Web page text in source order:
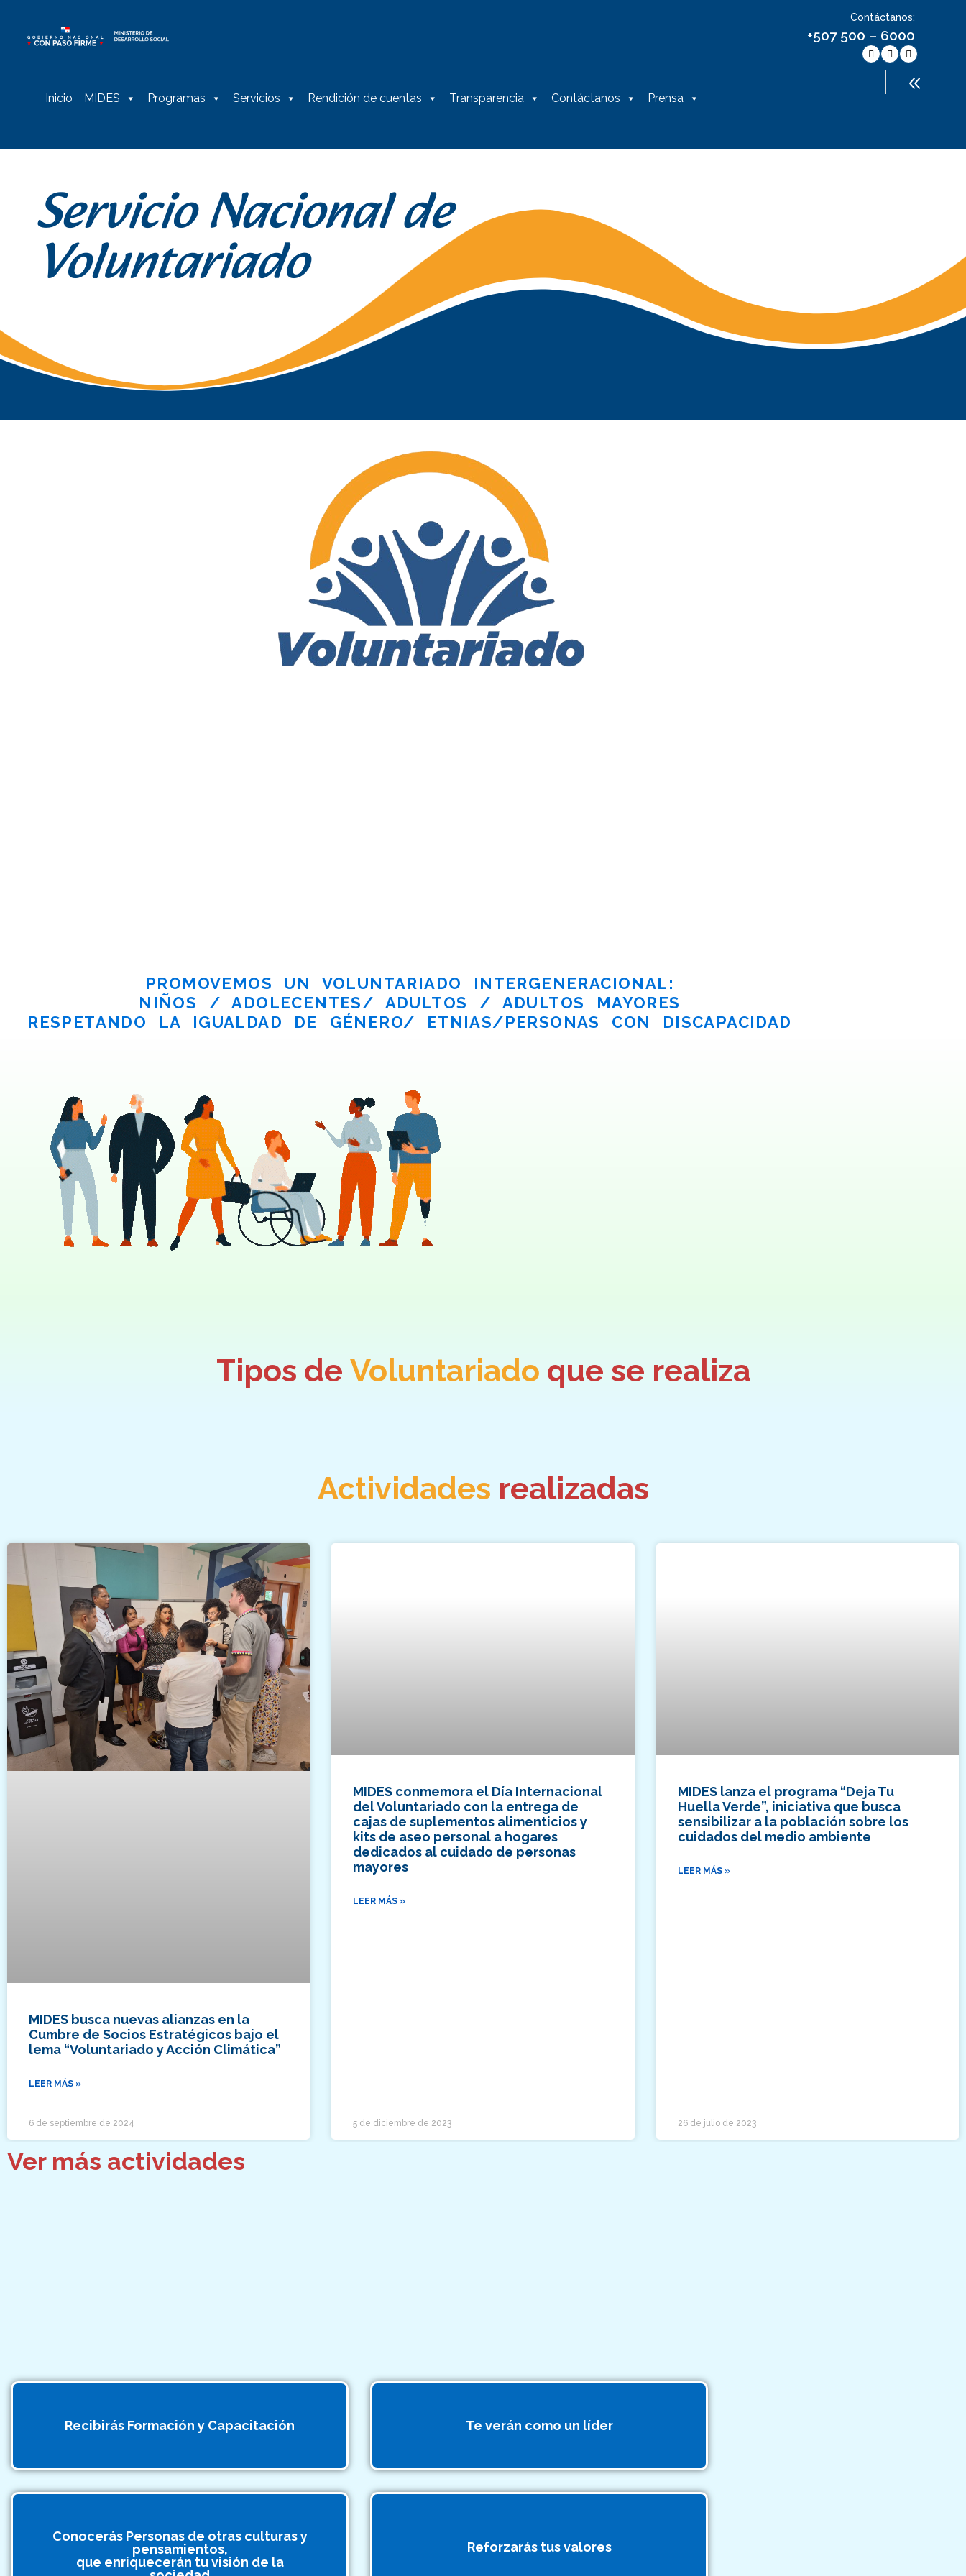
Contáctanos:
+507 500 – 6000
Inicio MIDES Programas Servicios Rendición de cuentas Transparencia Contáctanos Prensa
INICIO PROGRAMAS SERVICIOS DIRECTORIO PROVINCIAL
Contáctatenos
507+500-6000 / 507+500-
Servicio Nacional de
Voluntariado
PROMOVEMOS UN VOLUNTARIADO INTERGENERACIONAL:
NIÑOS / ADOLECENTES/ ADULTOS / ADULTOS MAYORES
RESPETANDO LA IGUALDAD DE GÉNERO/ ETNIAS/PERSONAS CON DISCAPACIDAD
Tipos de Voluntariado que se realiza
Actividades realizadas
MIDES busca nuevas alianzas en la
Cumbre de Socios Estratégicos bajo el
lema “Voluntariado y Acción Climática”
LEER MÁS »
6 de septiembre de 2024
MIDES conmemora el Día Internacional
del Voluntariado con la entrega de
cajas de suplementos alimenticios y
kits de aseo personal a hogares
dedicados al cuidado de personas
mayores
LEER MÁS »
5 de diciembre de 2023
MIDES lanza el programa “Deja Tu
Huella Verde”, iniciativa que busca
sensibilizar a la población sobre los
cuidados del medio ambiente
LEER MÁS »
26 de julio de 2023
Ver más actividades
Recibirás Formación y Capacitación Te verán como un líder
Conocerás Personas de otras culturas y
pensamientos,
que enriquecerán tu visión de la
Reforzarás tus valores